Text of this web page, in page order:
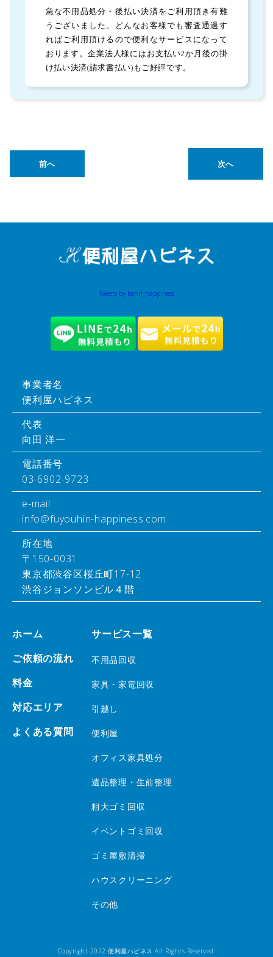
急な不用品処分・後払い決済をご利用頂き有難
うございました。どんなお客様でも審査通過す
ればご利用頂けるので便利なサービスになって
おります。企業法人様にはお支払い2か月後の掛
け払い決済(請求書払い)もご好評です。
前へ 次へ
Tweets by benri_happiness
事業者名
便利屋ハピネス
代表
向田 洋一
電話番号
03-6902-9723
e-mail
info@fuyouhin-happiness.com
所在地
〒150-0031
東京都渋谷区桜丘町17-12
渋谷ジョンソンビル４階
ホーム
ご依頼の流れ
料金
対応エリア
よくある質問
サービス一覧
不用品回収
家具・家電回収
引越し
便利屋
オフィス家具処分
遺品整理・生前整理
粗大ゴミ回収
イベントゴミ回収
ゴミ屋敷清掃
ハウスクリーニング
その他
Copyright 2022 便利屋ハピネス All Rights Reserved.